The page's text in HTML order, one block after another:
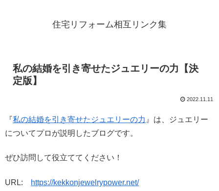
住宅リフォーム相互リンク集
私の結婚を引き寄せたジュエリーの力【決
定版】
2022.11.11
『私の結婚を引き寄せたジュエリーの力 』は、ジュエリー
についてプロが説明したブログです。
ぜひ訪問して役立ててください！
URL: https://kekkonjewelrypower.net/